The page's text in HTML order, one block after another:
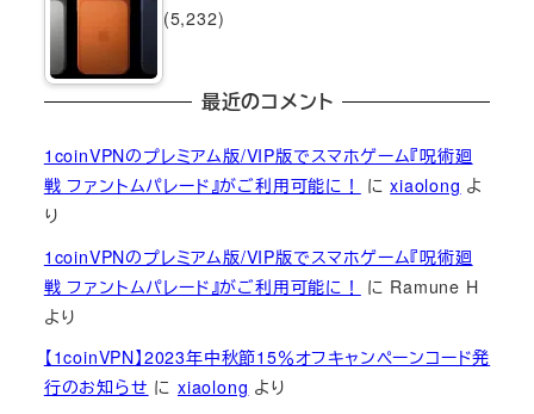
(5,232)
最近のコメント
1coinVPNのプレミアム版/VIP版でスマホゲーム『呪術廻
戦 ファントムパレード』がご利用可能に！
にxiaolong よ
り
1coinVPNのプレミアム版/VIP版でスマホゲーム『呪術廻
戦 ファントムパレード』がご利用可能に！
に Ramune H
より
【1coinVPN】2023年中秋節15％オフキャンペーンコード発
行のお知らせ にxiaolong より